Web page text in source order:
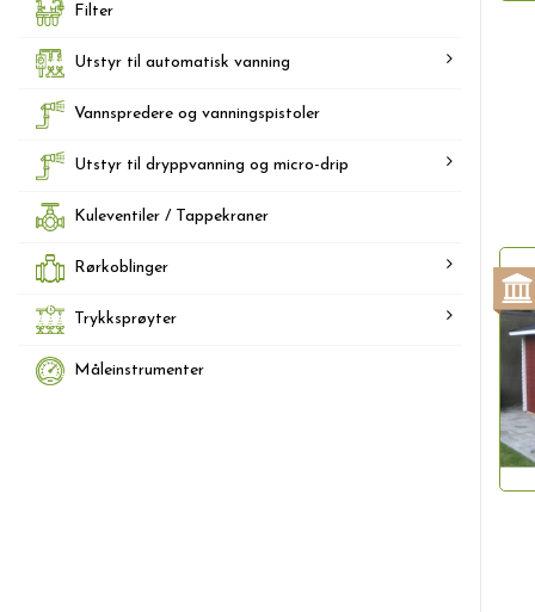
Filter
Utstyr til automatisk vanning
Vannspredere og vanningspistoler
Utstyr til dryppvanning og micro-drip
Kuleventiler / Tappekraner
Rørkoblinger
Trykksprøyter
Måleinstrumenter